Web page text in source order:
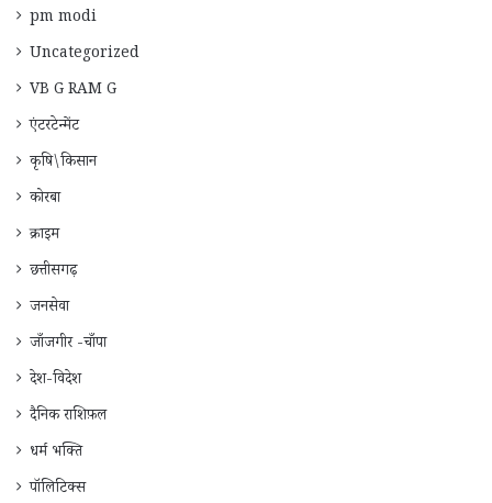
pm modi
Uncategorized
VB G RAM G
एंटरटेन्मेंट
कृषि\किसान
कोरबा
क्राइम
छत्तीसगढ़
जनसेवा
जाँजगीर -चाँपा
देश-विदेश
दैनिक राशिफ़ल
धर्म भक्ति
पॉलिटिक्स